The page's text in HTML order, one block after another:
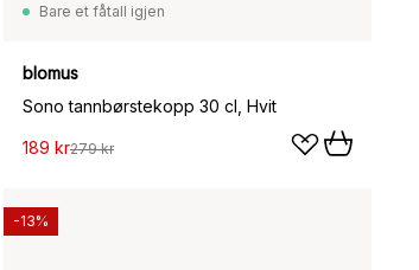
Bare et fåtall igjen
blomus
Sono tannbørstekopp 30 cl, Hvit
189 kr279 kr
-13%